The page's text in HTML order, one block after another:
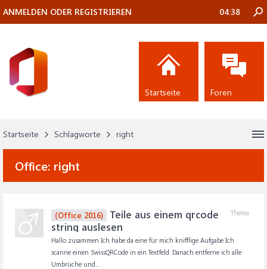
Startseite Schlagworte right
Office: right
Thema
(Office 2016)
Teile aus einem qrcode
string auslesen
Hallo zusammen Ich habe da eine für mich knifflige Aufgabe Ich
scanne einen SwissQRCode in ein Textfeld. Danach entferne ich alle
Umbrüche und...
ANMELDEN ODER REGISTRIEREN 04:38
Startseite Foren